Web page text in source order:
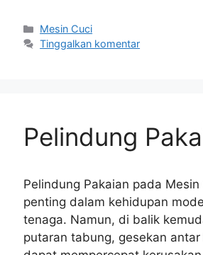
Kategori
Mesin Cuci
Tinggalkan komentar
Pelindung
Pelindung Pakaian pada
penting dalam kehidupan
tenaga. Namun, di balik
putaran tabung, gesekan